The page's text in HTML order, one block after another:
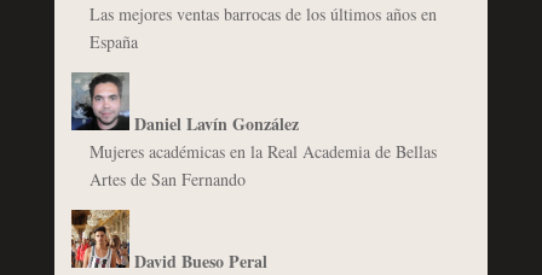
Las mejores ventas barrocas de los últimos años en
España
Daniel Lavín González
Mujeres académicas en la Real Academia de Bellas
Artes de San Fernando
David Bueso Peral